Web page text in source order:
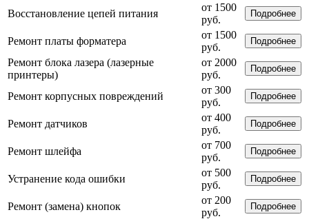
Восстановление цепей питания
от 1500
руб.
Подробнее
Ремонт платы форматера
от 1500
руб.
Подробнее
Ремонт блока лазера (лазерные
принтеры)
от 2000
руб.
Подробнее
Ремонт корпусных повреждений
от 300
руб.
Подробнее
Ремонт датчиков
от 400
руб.
Подробнее
Ремонт шлейфа
от 700
руб.
Подробнее
Устранение кода ошибки
от 500
руб.
Подробнее
Ремонт (замена) кнопок
от 200
руб.
Подробнее